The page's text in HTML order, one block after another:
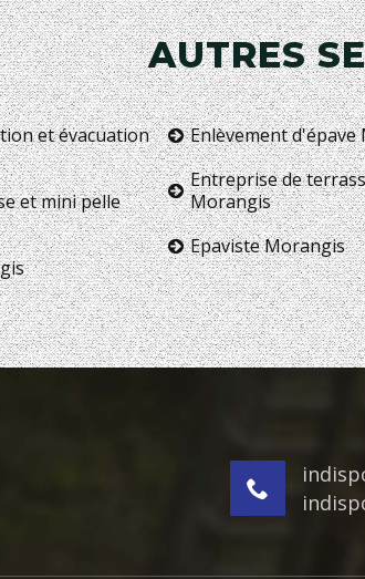
AUTRES
et évacuation
et mini pelle
Enlèvement
Entreprise de
Morangis
Epaviste Morangis